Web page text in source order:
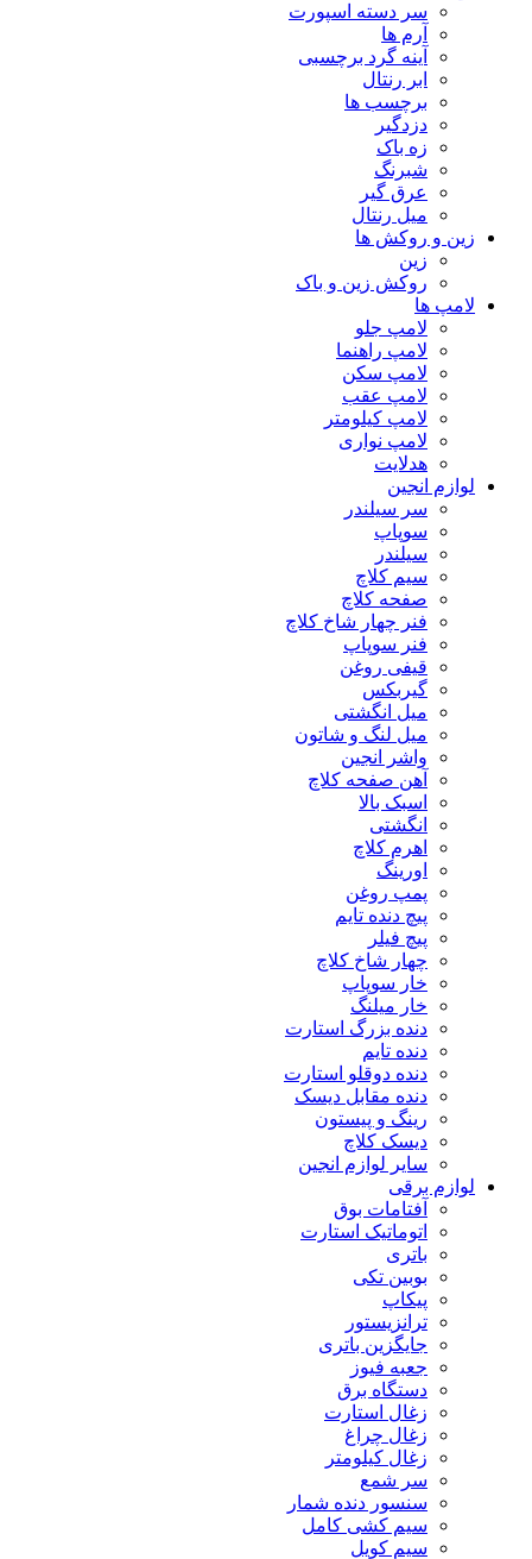
سر دسته اسپورت
آرم ها
آینه گرد برچسبی
ابر رنتال
برچسب ها
دزدگیر
زه باک
شبرنگ
عرق گیر
میل رنتال
زین و روکش ها
زین
روکش زین و باک
لامپ ها
لامپ جلو
لامپ راهنما
لامپ سکن
لامپ عقب
لامپ کیلومتر
لامپ نواری
هدلایت
لوازم انجین
سر سیلندر
سوپاپ
سیلندر
سیم کلاچ
صفحه کلاچ
فنر چهار شاخ کلاچ
فنر سوپاپ
قیفی روغن
گیربکس
میل انگشتی
میل لنگ و شاتون
واشر انجین
آهن صفحه کلاچ
اسبک بالا
انگشتی
اهرم کلاچ
اورینگ
پمپ روغن
پیچ دنده تایم
پیچ فیلر
چهار شاخ کلاچ
خار سوپاپ
خار میلنگ
دنده بزرگ استارت
دنده تایم
دنده دوقلو استارت
دنده مقابل دیسک
رینگ و پیستون
دیسک کلاچ
سایر لوازم انجین
لوازم برقی
آفتامات بوق
اتوماتیک استارت
باتری
بوبین تکی
پیکاپ
ترانزیستور
جایگزین باتری
جعبه فیوز
دستگاه برق
زغال استارت
زغال چراغ
زغال کیلومتر
سر شمع
سنسور دنده شمار
سیم کشی کامل
سیم کویل